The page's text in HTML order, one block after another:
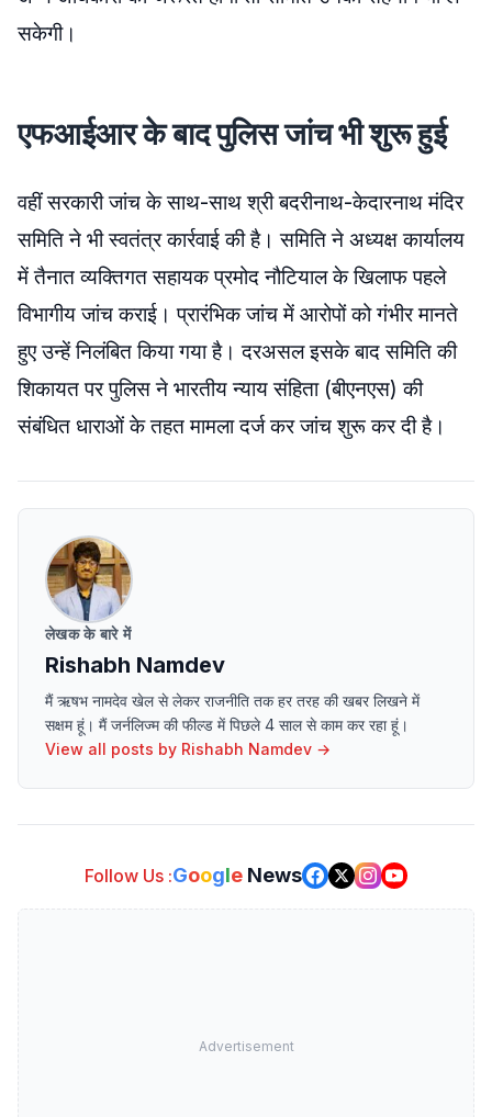
सकेगी।
एफआईआर के बाद पुलिस जांच भी शुरू हुई
वहीं सरकारी जांच के साथ-साथ श्री बदरीनाथ-केदारनाथ मंदिर
समिति ने भी स्वतंत्र कार्रवाई की है। समिति ने अध्यक्ष कार्यालय
में तैनात व्यक्तिगत सहायक प्रमोद नौटियाल के खिलाफ पहले
विभागीय जांच कराई। प्रारंभिक जांच में आरोपों को गंभीर मानते
हुए उन्हें निलंबित किया गया है। दरअसल इसके बाद समिति की
शिकायत पर पुलिस ने भारतीय न्याय संहिता (बीएनएस) की
संबंधित धाराओं के तहत मामला दर्ज कर जांच शुरू कर दी है।
लेखक के बारे में
Rishabh Namdev
मैं ऋषभ नामदेव खेल से लेकर राजनीति तक हर तरह की खबर लिखने में
सक्षम हूं। मैं जर्नलिज्म की फील्ड में पिछले 4 साल से काम कर रहा हूं।
View all posts by Rishabh Namdev →
Follow Us :Google News
Advertisement